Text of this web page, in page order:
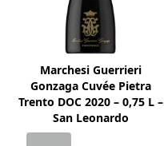
Marchesi Guerrieri
Gonzaga Cuvée Pietra
Trento DOC 2020 – 0,75 L –
San Leonardo